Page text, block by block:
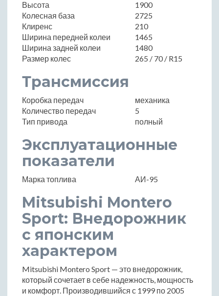
Высота
1900
Колесная база
2725
Клиренс
210
Ширина передней колеи
1465
Ширина задней колеи
1480
Размер колес
265 / 70 / R15
Трансмиссия
Коробка передач
механика
Количество передач
5
Тип привода
полный
Эксплуатационные
показатели
Марка топлива АИ-95
Mitsubishi Montero
Sport: Внедорожник
с японским
характером
Mitsubishi Montero Sport — это внедорожник,
который сочетает в себе надежность, мощность
и комфорт. Производившийся с 1999 по 2005